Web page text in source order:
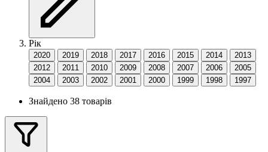
Рік
2020 2019 2018 2017 2016 2015 2014
2013
2012
2011 2010 2009 2008 2007 2006
2005
2004
2003 2002 2001 2000 1999 1998 1997
Знайдено 38 товарів